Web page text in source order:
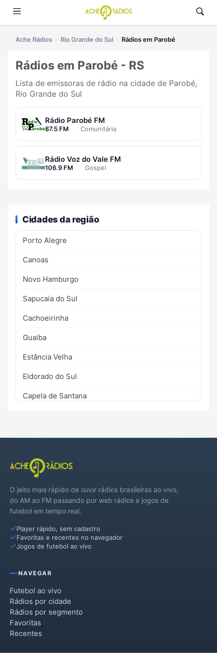
Ache Rádios Rio Grande do Sul Rádios em Parobé
Rádios em Parobé - RS
Lista de emissoras de rádio na cidade de Parobé,
Rio Grande do Sul
Rádio Parobé FM
87.5 FM · Comunitária
Rádio Voz do Vale FM
106.9 FM · Gospel
Cidades da região
Porto Alegre
Canoas
Novo Hamburgo
Sapucaia do Sul
Cachoeirinha
Guaíba
Estância Velha
Eldorado do Sul
Capela de Santana
Campo Bom
Charqueadas
Dois Irmãos
Esteio
Glorinha
Gravataí
Igrejinha
Ivoti
Mariana Pimentel
O jeito mais rápido de ouvir rádios brasileiras ao vivo,
do AM ao FM passando por web rádios e jogos de
futebol em tempo real.
Player rápido, sem cadastro
Favoritas e recentes no navegador
Jogos de futebol ao vivo
NAVEGAR
Futebol ao vivo
Rádios por cidade
Rádios por segmento
Favoritas
Recentes